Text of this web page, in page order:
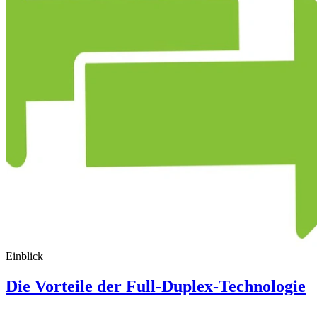
Einblick
Die Vorteile der Full-Duplex-Technologie